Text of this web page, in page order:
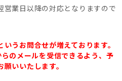
営業日以降の対応となりますので
うお問合せが増えております。
のメールを受信できるよう、予
いいたします。